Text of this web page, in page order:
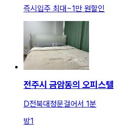
즉시입주 최대~1만 원할인
전주시 금암동의 오피스텔
D전북대정문걸어서 1분
방1